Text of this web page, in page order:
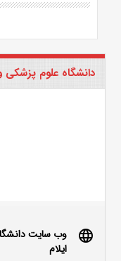
دانشگاه علوم پزشکی
language
وب سایت
ایلام